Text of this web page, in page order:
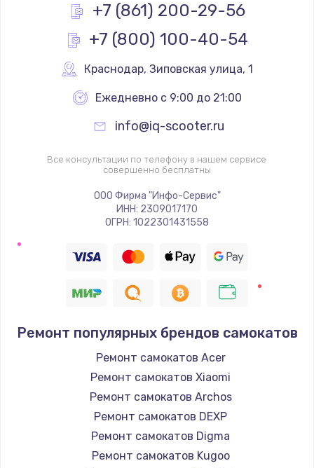
+7 (861) 200-29-56
+7 (800) 100-40-54
Краснодар, Зиповская улица, 1
Ежедневно с 9:00 до 21:00
info@iq-scooter.ru
Все консультации по телефону в нашем сервисе
совершенно бесплатны
ООО Фирма "Инфо-Сервис"
ИНН: 2309017170
ОГРН: 1022301431558
Ремонт популярных брендов самокатов
Ремонт самокатов Acer
Ремонт самокатов Xiaomi
Ремонт самокатов Archos
Ремонт самокатов DEXP
Ремонт самокатов Digma
Ремонт самокатов Kugoo